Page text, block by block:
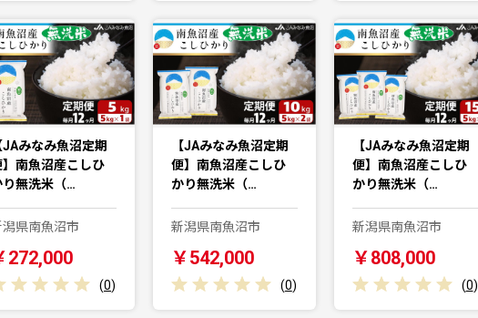
JAみなみ魚沼定期
】南魚沼産こしひ
り無洗米（…
潟県南魚沼市
272,000
(0)
【JAみなみ魚沼定期
便】南魚沼産こしひ
かり無洗米（…
新潟県南魚沼市
￥542,000
(0)
【JAみなみ魚沼定期
便】南魚沼産こしひ
かり無洗米（…
新潟県南魚沼市
￥808,000
(0)